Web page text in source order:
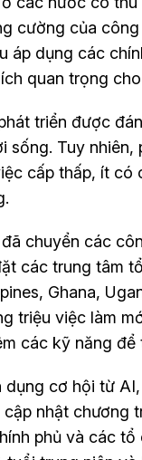
cường của
áp dụng các
quan trọng
triển được
Tuy
cấp thấp, ít
chuyển các
các trung tâm
Ghana,
triệu việc làm
các kỹ năng
cơ hội từ
nhật
phủ và các